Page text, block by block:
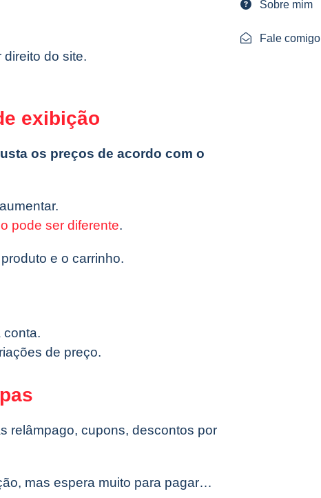
do site.
exibição
os preços de acordo com o
pode ser diferente.
e o carrinho.
conta.
de preço.
relâmpago, cupons, descontos por
mas espera muito para pagar…
Sobre mim
Fale comigo